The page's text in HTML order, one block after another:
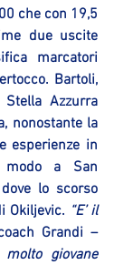
che con 19,5
due uscite
marcatori
Bartoli,
Azzurra
nonostante la
esperienze in
a San
lo scorso
Okiljevic. “E’ il
– sentenzia coach Grandi –
giovane